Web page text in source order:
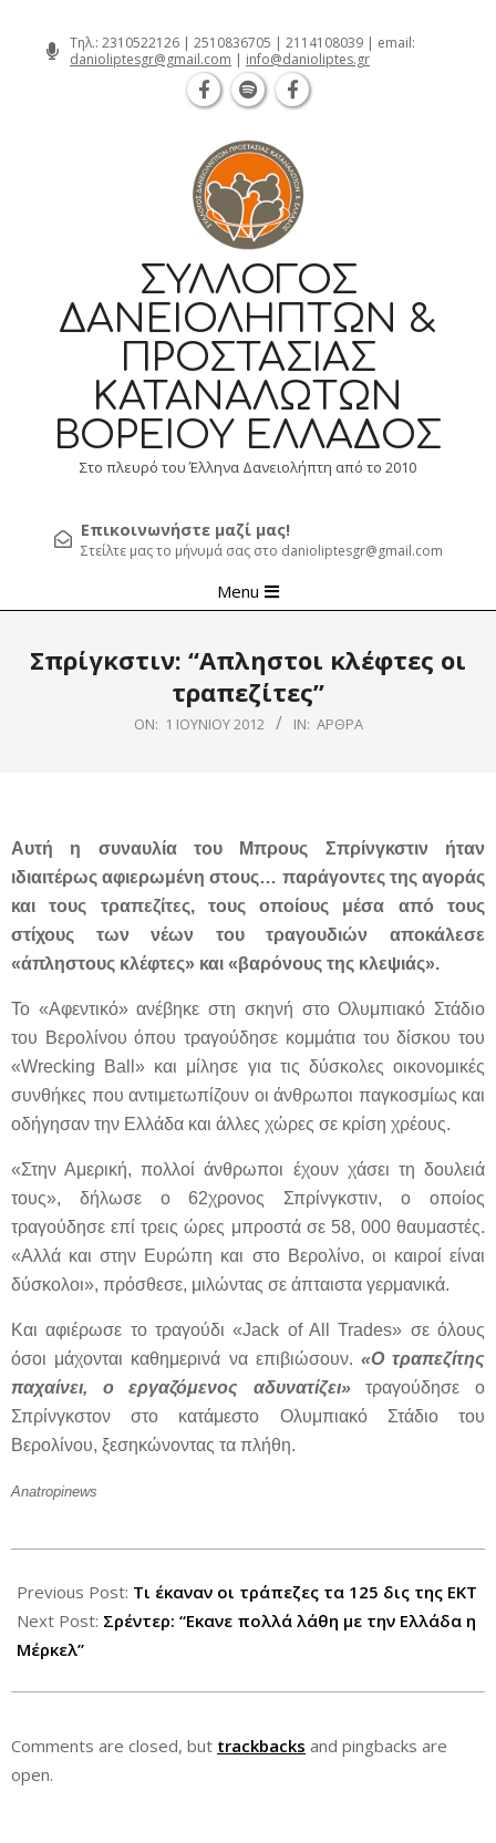
Τηλ.: 2310522126 | 2510836705 | 2114108039 | email:
danioliptesgr@gmail.com | info@danioliptes.gr
ΣΎΛΛΟΓΟΣ
ΔΑΝΕΙΟΛΗΠΤΏΝ &
ΠΡΟΣΤΑΣΊΑΣ
ΚΑΤΑΝΑΛΩΤΏΝ
ΒΟΡΕΊΟΥ ΕΛΛΆΔΟΣ
Στο πλευρό του Έλληνα Δανειολήπτη από το 2010
Επικοινωνήστε μαζί μας!
Στείλτε μας το μήνυμά σας στο danioliptesgr@gmail.com
Navigation
Menu
Σπρίγκστιν: “Απληστοι κλέφτες οι
τραπεζίτες”
ON: 1 ΙΟΥΝΊΟΥ 2012 IN: ΆΡΘΡΑ
Αυτή η συναυλία του Μπρους Σπρίνγκστιν ήταν
ιδιαιτέρως αφιερωμένη στους… παράγοντες της αγοράς
και τους τραπεζίτες, τους οποίους μέσα από τους
στίχους των νέων του τραγουδιών αποκάλεσε
«άπληστους κλέφτες» και «βαρόνους της κλεψιάς».
Το «Αφεντικό» ανέβηκε στη σκηνή στο Ολυμπιακό Στάδιο
του Βερολίνου όπου τραγούδησε κομμάτια του δίσκου του
«Wrecking Ball» και μίλησε για τις δύσκολες οικονομικές
συνθήκες που αντιμετωπίζουν οι άνθρωποι παγκοσμίως και
οδήγησαν την Ελλάδα και άλλες χώρες σε κρίση χρέους.
«Στην Αμερική, πολλοί άνθρωποι έχουν χάσει τη δουλειά
τους», δήλωσε ο 62χρονος Σπρίνγκστιν, ο οποίος
τραγούδησε επί τρεις ώρες μπροστά σε 58, 000 θαυμαστές.
«Αλλά και στην Ευρώπη και στο Βερολίνο, οι καιροί είναι
δύσκολοι», πρόσθεσε, μιλώντας σε άπταιστα γερμανικά.
Και αφιέρωσε το τραγούδι «Jack of All Trades» σε όλους
όσοι μάχονται καθημερινά να επιβιώσουν. «Ο τραπεζίτης
παχαίνει, ο εργαζόμενος αδυνατίζει»τραγούδησε ο
Σπρίνγκστον στο κατάμεστο Ολυμπιακό Στάδιο του
Βερολίνου, ξεσηκώνοντας τα πλήθη.
Anatropinews
06-
01
Previous Post: Τι έκαναν οι τράπεζες τα 125 δις της ΕΚΤ
Next Post: Σρέντερ: “Εκανε πολλά λάθη με την Ελλάδα η
Μέρκελ”
Comments are closed, but trackbacks and pingbacks are
open.